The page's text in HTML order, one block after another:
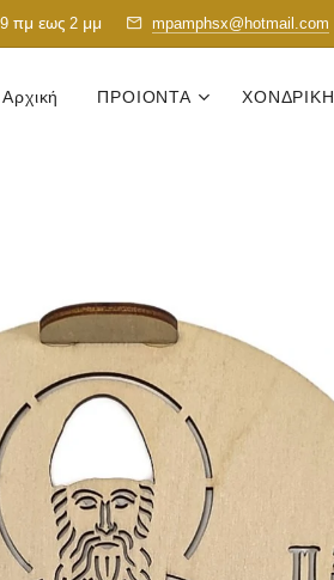
9 πμ εως 2 μμ mpamphsx@hotmail.com
Αρχική ΠΡΟΙΟΝΤΑ ΧΟΝΔΡΙΚΗ